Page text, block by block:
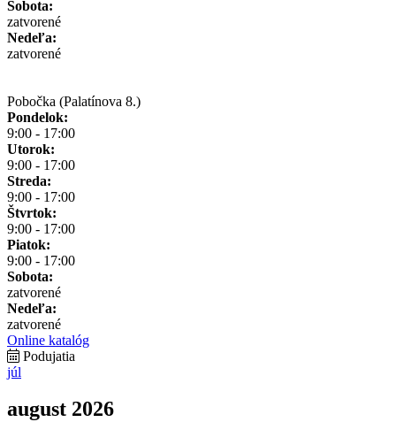
Sobota:
zatvorené
Nedeľa:
zatvorené
Pobočka (Palatínova 8.)
Pondelok:
9:00 - 17:00
Utorok:
9:00 - 17:00
Streda:
9:00 - 17:00
Štvrtok:
9:00 - 17:00
Piatok:
9:00 - 17:00
Sobota:
zatvorené
Nedeľa:
zatvorené
Online katalóg
Podujatia
júl
august 2026